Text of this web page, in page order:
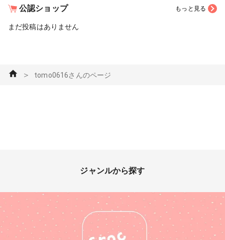
公認ショップ もっと見る
まだ投稿はありません
＞ tomo0616さんのページ
ジャンルから探す